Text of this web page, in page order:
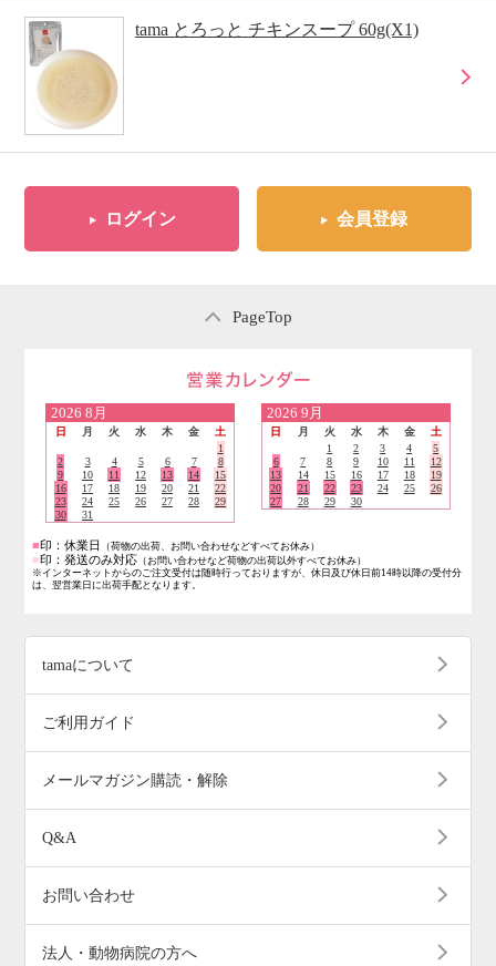
tama とろっと チキンスープ 60g(X1)
ログイン 会員登録
PageTop
2026 8月
日 月 火 水 木 金
土
1
2
3 4 5 6 7
8
9
10 11 12 13 14
15
16
17 18 19 20 21
22
23
24 25 26 27 28
29
30
31
2026 9月
日 月 火 水 木 金
土
1
2 3 4
5
6
7 8 9 10 11
12
13
14 15 16 17 18
19
20
21 22 23 24 25
26
27
28 29 30
■印：休業日 （荷物の出荷、お問い合わせなどすべてお休み）
■印：発送のみ対応 （お問い合わせなど荷物の出荷以外すべてお休み）
※インターネットからのご注文受付は随時行っておりますが、休日及び休日前14時以降の受付分
は、翌営業日に出荷手配となります。
tamaについて
ご利用ガイド
メールマガジン購読・解除
Q&A
お問い合わせ
法人・動物病院の方へ